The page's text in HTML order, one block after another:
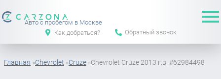
Авто с пробегом в Москве
Как добраться?
Обратный звонок
Главная »Chevrolet »Cruze »Chevrolet Cruze 2013 г.в. #62984498